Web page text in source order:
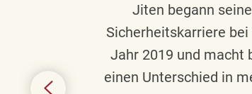
Jiten begann
Sicherheitskarriere bei
Jahr 2019 und macht
einen Unterschied in